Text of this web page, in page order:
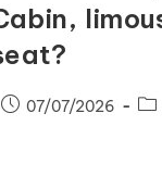
07/07/2026